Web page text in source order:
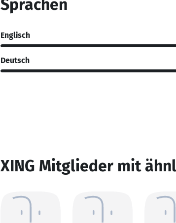
Sprachen
Englisch
Deutsch
XING Mitglieder mit